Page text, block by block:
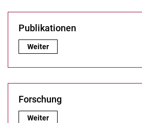
Publikationen
Publikationen:
Weiter
Forschung
Forschung:
Weiter